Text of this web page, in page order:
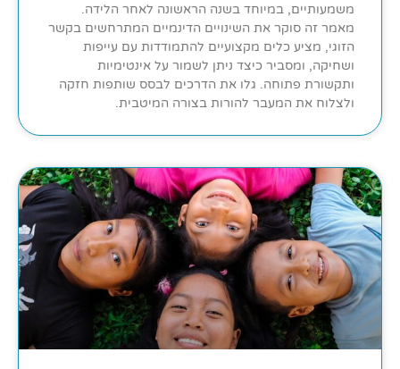
משמעותיים, במיוחד בשנה הראשונה לאחר הלידה.
מאמר זה סוקר את השינויים הדינמיים המתרחשים בקשר
הזוגי, מציע כלים מקצועיים להתמודדות עם עייפות
ושחיקה, ומסביר כיצד ניתן לשמור על אינטימיות
ותקשורת פתוחה. גלו את הדרכים לבסס שותפות חזקה
ולצלוח את המעבר להורות בצורה המיטבית.